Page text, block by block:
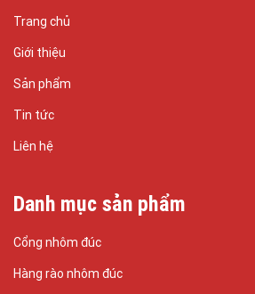
Trang chủ
Giới thiệu
Sản phẩm
Tin tức
Liên hệ
Danh mục sản phẩm
Cổng nhôm đúc
Hàng rào nhôm đúc